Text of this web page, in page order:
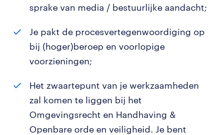
sprake van media / bestuurlijke aandacht;
Je pakt de procesvertegenwoordiging op
bij (hoger)beroep en voorlopige
voorzieningen;
Het zwaartepunt van je werkzaamheden
zal komen te liggen bij het
Omgevingsrecht en Handhaving &
Openbare orde en veiligheid. Je bent